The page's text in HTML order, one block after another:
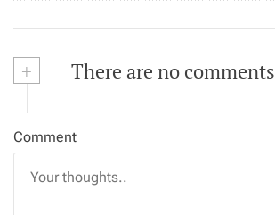
+ There are no comments
Comment